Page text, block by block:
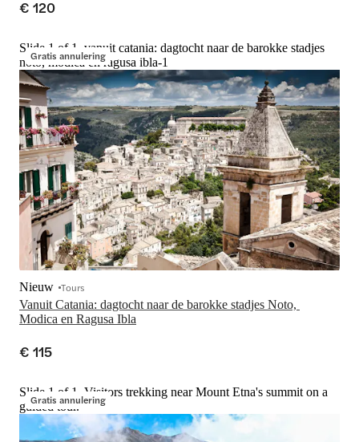
€ 120
Gratis annulering
Slide 1 of 1, vanuit catania: dagtocht naar de barokke stadjes
noto, modica en ragusa ibla-1
Vanuit Catania: dagtocht naar de barokke stadjes Noto,
Modica en Ragusa Ibla
Nieuw Tours
€ 115
Gratis annulering
Slide 1 of 1, Visitors trekking near Mount Etna's summit on a
guided tour.